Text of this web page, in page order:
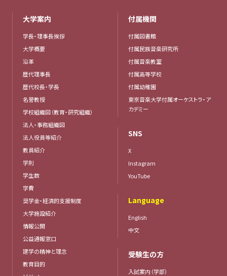
大学案内
学長・理事長挨拶
大学概要
沿革
歴代理事長
歴代校長・学長
名誉教授
学校組織図（教育・研究組織）
法人・事務組織図
法人役員等紹介
教員紹介
学則
学生数
学費
奨学金・経済的支援制度
大学施設紹介
情報公開
公益通報窓口
建学の精神と理念
教育目的
付属機関
付属図書館
付属民族音楽研究所
付属音楽教室
付属高等学校
付属幼稚園
東京音楽大学付属オーケストラ・ア
カデミー
SNS
X
Instagram
YouTube
Language
English
中文
受験生の方
入試案内（学部）